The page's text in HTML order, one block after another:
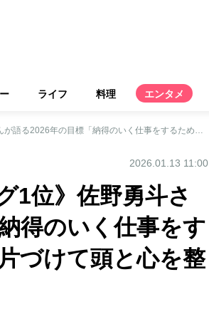
ライフ 料理 エンタメ
《ブレイク俳優ランキング1位》佐野勇斗さんが語る2026年の目標「納得のいく仕事をするためにいらないものを片づけて頭と心を整理したい」
2026.01.13 11:00
1位》佐野勇斗さ
得のいく仕事をす
づけて頭と心を整